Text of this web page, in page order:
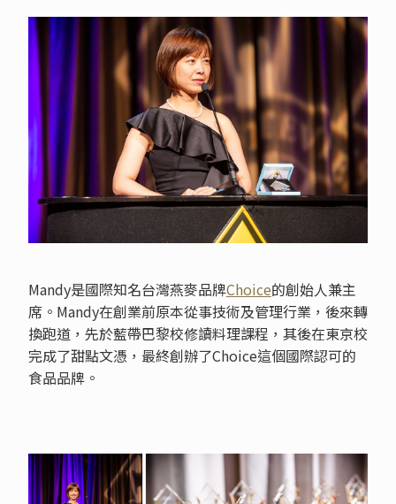
Mandy是國際知名台灣燕麥品牌Choice的創始人兼主
席。Mandy在創業前原本從事技術及管理行業，後來轉
換跑道，先於藍帶巴黎校修讀料理課程，其後在東京校
完成了甜點文憑，最終創辦了Choice這個國際認可的
食品品牌。